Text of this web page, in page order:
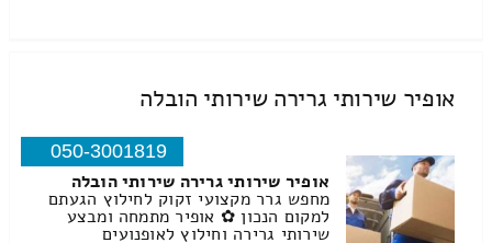
אופיר שירותי גרירה שירותי הובלה
050-3001819
אופיר שירותי גרירה שירותי הובלה
מחפש גרר מקצועי זקוק לחילוץ הגעתם
למקום הנכון ✿ אופיר מתמחה ומבצע
שירותי גרירה וחילוץ לאופנועים